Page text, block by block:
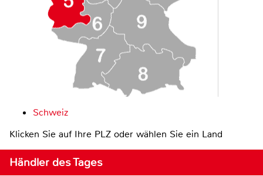
Schweiz
Klicken Sie auf Ihre PLZ oder wählen Sie ein Land
Händler des Tages